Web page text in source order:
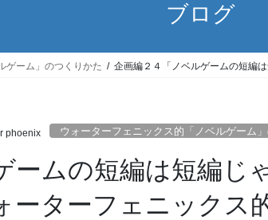
ブログ
ゲーム」のつくりかた 企画編２４「ノベルゲームの短編
phoenix ウォーターフェニックス的「ノベルゲーム
ームの短編は短編じ
ターフェニックス